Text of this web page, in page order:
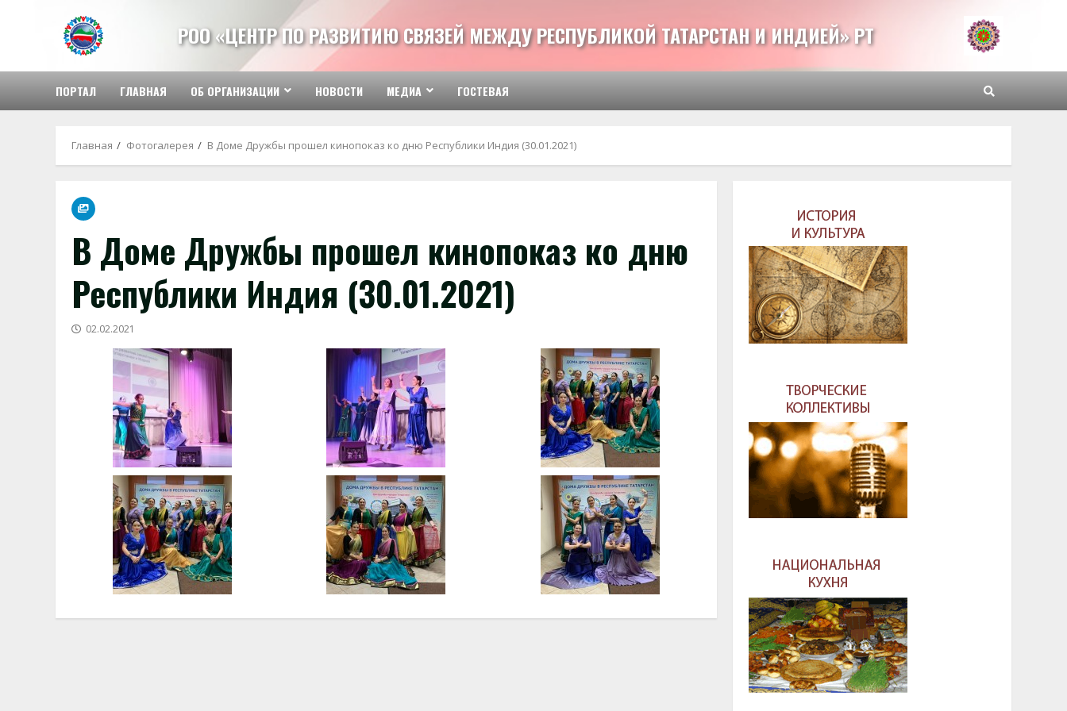
содержимому
РОО «ЦЕНТР ПО РАЗВИТИЮ СВЯЗЕЙ МЕЖДУ РЕСПУБЛИКОЙ ТАТАРСТАН И ИНДИЕЙ» РТ
ПОРТАЛ ГЛАВНАЯ ОБ ОРГАНИЗАЦИИ НОВОСТИ МЕДИА ГОСТЕВАЯ
Главная Фотогалерея В Доме Дружбы прошел кинопоказ ко дню Республики Индия (30.01.2021)
В Доме Дружбы прошел кинопоказ ко дню
Республики Индия (30.01.2021)
02.02.2021